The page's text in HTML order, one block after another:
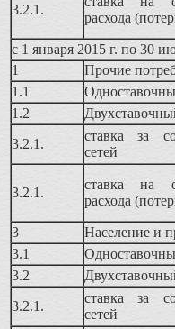
3.2.1.
расхода
с 1 января 2015 г. по 30
1
Прочие
1.1
1.2
3.2.1.
ставка за
сетей
3.2.1.
ставка на
расхода
3
Население и
3.1
3.2
3.2.1.
ставка за
сетей